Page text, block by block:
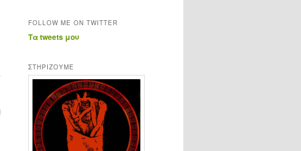
FOLLOW ME ON TWITTER
Τα tweets μου
ΣΤΗΡΊΖΟΥΜΕ